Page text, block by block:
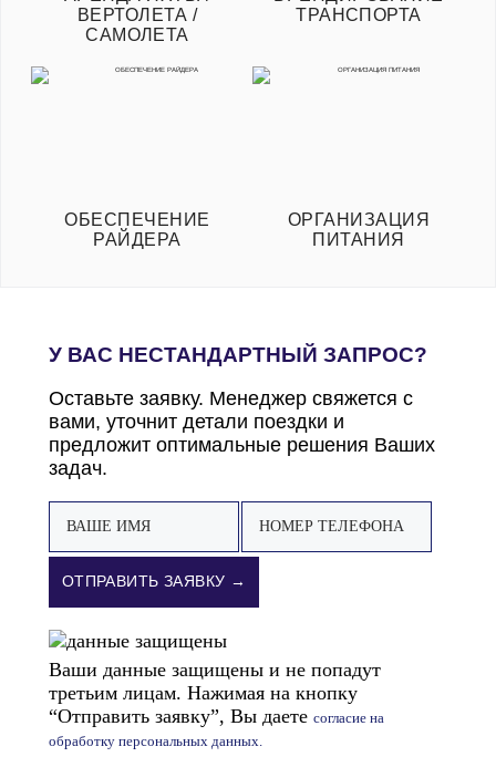
ВЕРТОЛЕТА /
САМОЛЕТА
ТРАНСПОРТА
ОБЕСПЕЧЕНИЕ
РАЙДЕРА
ОРГАНИЗАЦИЯ
ПИТАНИЯ
У ВАС НЕСТАНДАРТНЫЙ ЗАПРОС?
Оставьте заявку. Менеджер свяжется с
вами, уточнит детали поездки и
предложит оптимальные решения Ваших
задач.
ОТПРАВИТЬ ЗАЯВКУ →
Ваши данные защищены и не попадут
третьим лицам. Нажимая на кнопку
“Отправить заявку”, Вы даете согласие на
обработку персональных данных.